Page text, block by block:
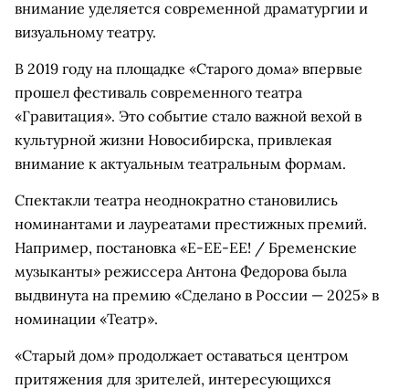
внимание уделяется современной драматургии и
визуальному театру.
В 2019 году на площадке «Старого дома» впервые
прошел фестиваль современного театра
«Гравитация». Это событие стало важной вехой в
культурной жизни Новосибирска, привлекая
внимание к актуальным театральным формам.
Спектакли театра неоднократно становились
номинантами и лауреатами престижных премий.
Например, постановка «Е-ЕЕ-ЕЕ! / Бременские
музыканты» режиссера Антона Федорова была
выдвинута на премию «Сделано в России — 2025» в
номинации «Театр».
«Старый дом» продолжает оставаться центром
притяжения для зрителей, интересующихся